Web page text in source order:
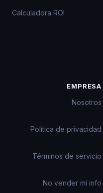
Calculadora ROI
EMPRESA
Nosotros
Política de privacidad
Términos de servicio
No vender mi info